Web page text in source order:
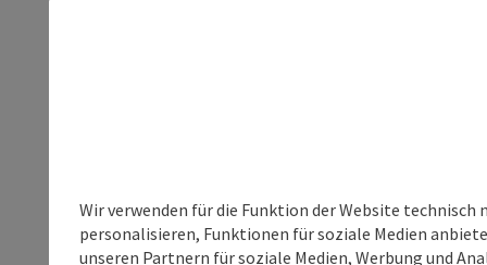
Wir verwenden für die Funktion der Website
personalisieren, Funktionen für soziale Medien
unseren Partnern für soziale Medien, Werbung und